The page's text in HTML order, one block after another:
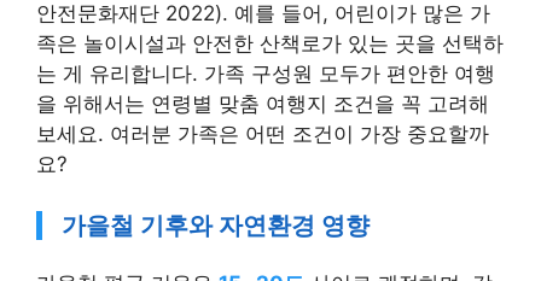
안전문화재단 2022). 예를 들어, 어린이가 많은 가
족은 놀이시설과 안전한 산책로가 있는 곳을 선택하
는 게 유리합니다. 가족 구성원 모두가 편안한 여행
을 위해서는 연령별 맞춤 여행지 조건을 꼭 고려해
보세요. 여러분 가족은 어떤 조건이 가장 중요할까
요?
가을철 기후와 자연환경 영향